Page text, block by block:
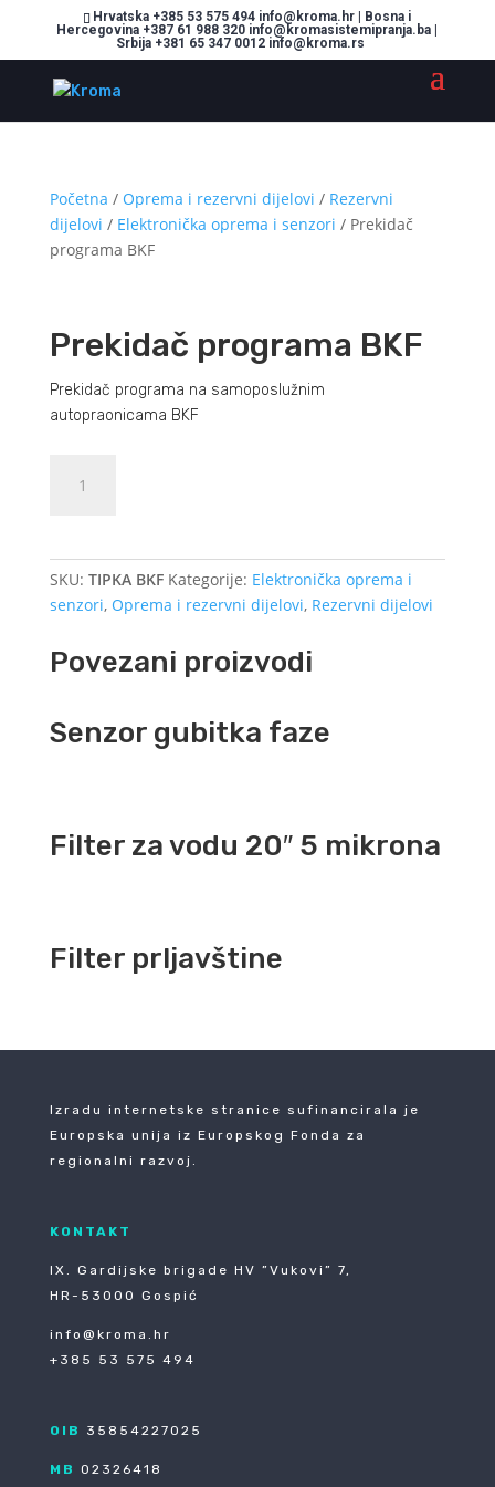
Hrvatska +385 53 575 494 info@kroma.hr | Bosna i
Hercegovina +387 61 988 320 info@kromasistemipranja.ba |
Srbija +381 65 347 0012 info@kroma.rs
Početna / Oprema i rezervni dijelovi / Rezervni
dijelovi / Elektronička oprema i senzori / Prekidač
programa BKF
Prekidač programa BKF
Prekidač programa na samoposlužnim
autopraonicama BKF
programa
SKU: TIPKA BKF Kategorije: Elektronička oprema i
senzori, Oprema i rezervni dijelovi, Rezervni dijelovi
Povezani proizvodi
Senzor gubitka faze
Filter za vodu 20″ 5 mikrona
Filter prljavštine
Izradu internetske stranice sufinancirala je
Europska unija iz Europskog Fonda za
regionalni razvoj.
KONTAKT
IX. Gardijske brigade HV ”Vukovi” 7,
HR-53000 Gospić
info@kroma.hr
+385 53 575 494
OIB 35854227025
MB 02326418